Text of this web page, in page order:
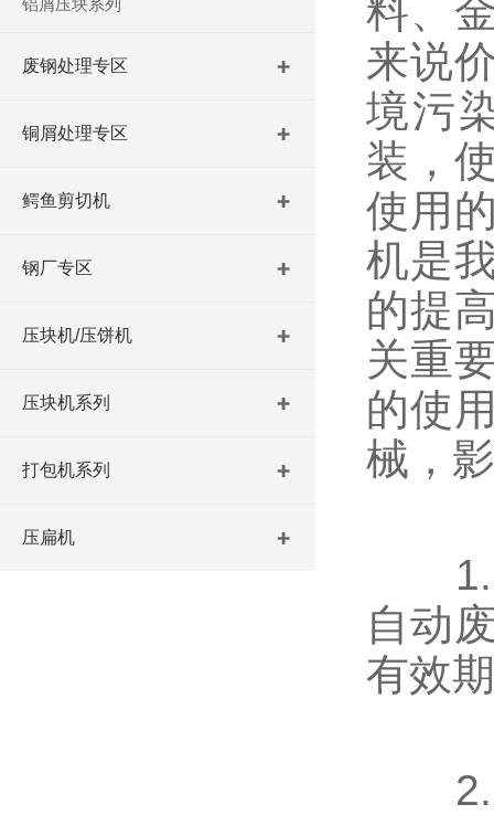
铝屑压块系列
废钢处理专区
铜屑处理专区
鳄鱼剪切机
钢厂专区
压块机/压饼机
压块机系列
打包机系列
压扁机
料、
来说
境污
装，
使用
机是
的提
关重
的使
械，
1.清
自动
有效
2.要